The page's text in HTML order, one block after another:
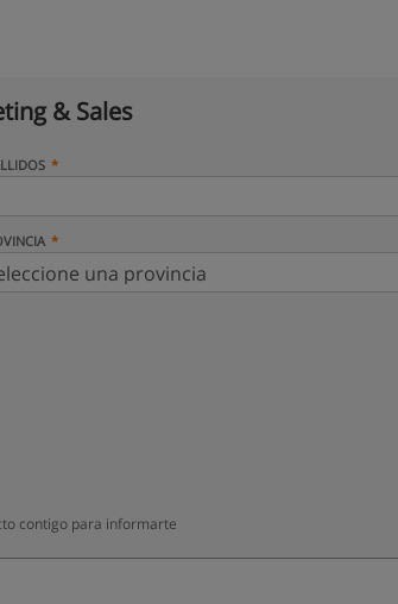
& Sales
contigo para informarte